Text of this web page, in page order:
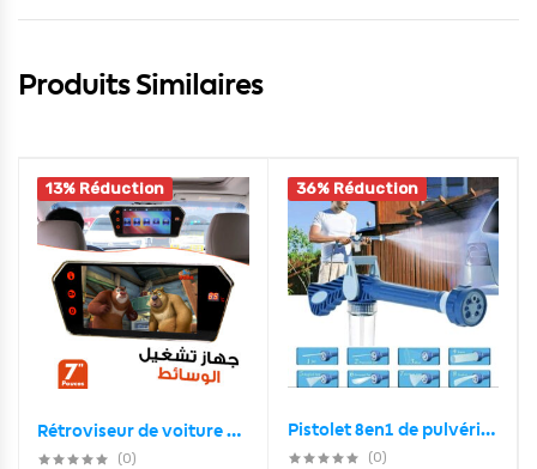
Produits Similaires
13% Réduction
Rétroviseur de voiture écran LCD 7 pouces bluetooth, température
(0)
36% Réduction
Pistolet 8en1 de pulvérisation d’eau de lavage de voiture
(0)